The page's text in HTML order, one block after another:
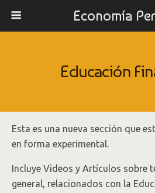
Economía
Educación
Esta es una nueva sección que
en forma experimental.
Incluye Videos y Artículos sobre
general, relacionados con la